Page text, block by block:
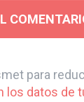
para
los datos de